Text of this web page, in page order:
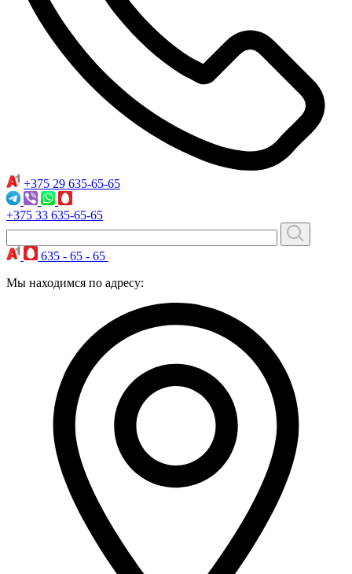
+375 29 635-65-65
+375 33 635-65-65
635 - 65 - 65
Мы находимся по адресу: